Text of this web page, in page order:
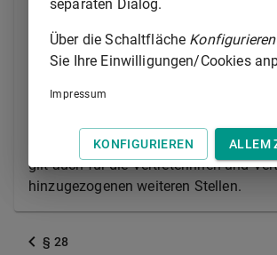
über die Hinzuziehung weiterer Stellen,
gesetzliche Zuständigkeiten betroffen
(3) Die Mitglieder des Gremiums sind
ihnen bei ihrer Tätigkeit bekannt
gilt auch für die Vertreterinnen und
hinzugezogenen weiteren Stellen.
§ 28
separaten Dialog.
Über die Schaltfläche Konfigurieren
Sie Ihre Einwilligungen/Cookies
Impressum
KONFIGURIEREN ALLEM